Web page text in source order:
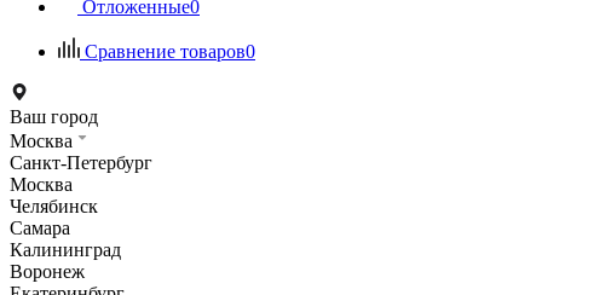
Отложенные0
Сравнение товаров0
Ваш город
Москва
Санкт-Петербург
Москва
Челябинск
Самара
Калининград
Воронеж